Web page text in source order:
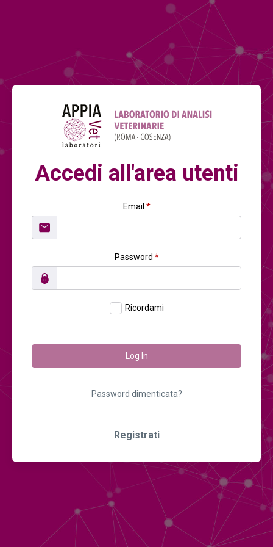
Accedi all'area utenti
Email *
Password *
Ricordami
Log In
Password dimenticata?
Registrati